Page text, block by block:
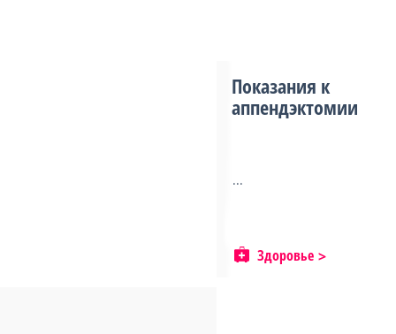
Показания к
аппендэктомии
...
Здоровье